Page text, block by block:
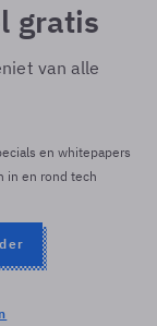
gratis
van alle
en whitepapers
in en rond tech